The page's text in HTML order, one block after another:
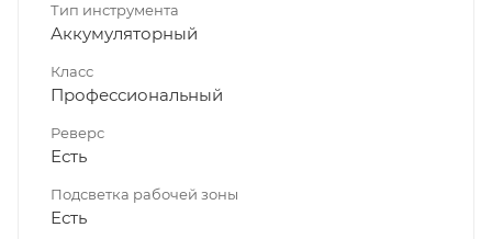
Тип инструмента
Аккумуляторный
Класс
Профессиональный
Реверс
Есть
Подсветка рабочей зоны
Есть